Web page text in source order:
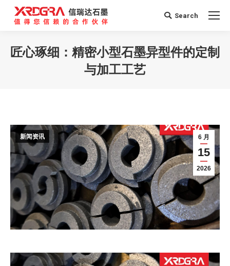
Search:
Search
匠心琢细：精密小型石墨异型件的定制
与加工工艺
6 月
15
2026
新闻资讯